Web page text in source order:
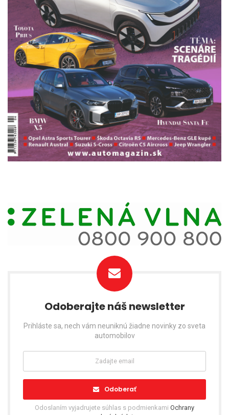
Odoberajte náš newsletter
Prihláste sa, nech vám neuniknú žiadne novinky zo sveta
automobilov
Odoberať
Odoslaním vyjadrujete súhlas s podmienkami Ochrany